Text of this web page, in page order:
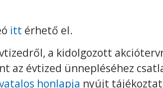
itt érhető el.
a kidolgozott
az évtized ünnepléséhez
honlapja nyújt